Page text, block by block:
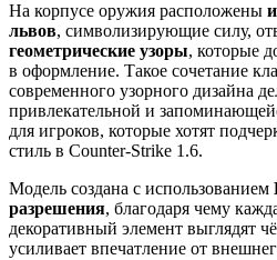
На корпусе оружия расположены
львов, символизирующие силу,
геометрические узоры, которые
в оформление. Такое сочетание
современного узорного дизайна
привлекательной и
для игроков, которые хотят
стиль в Counter-Strike 1.6.
Модель создана с использованием
разрешения, благодаря чему
декоративный элемент выглядят
усиливает впечатление от